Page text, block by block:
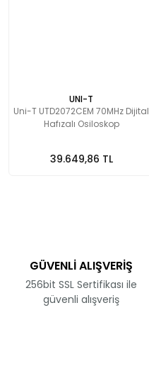
UNI-T
Uni-T UTD2072CEM 70MHz Dijital
Hafızalı Osiloskop
39.649,86 TL
GÜVENLİ ALIŞVERİŞ
256bit SSL Sertifikası ile
güvenli alışveriş